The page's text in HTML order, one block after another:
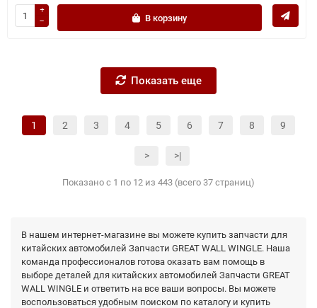
В корзину
Показать еще
1 2 3 4 5 6 7 8 9
> >|
Показано с 1 по 12 из 443 (всего 37 страниц)
В нашем интернет-магазине вы можете купить запчасти для
китайских автомобилей Запчасти GREAT WALL WINGLE. Наша
команда профессионалов готова оказать вам помощь в
выборе деталей для китайских автомобилей Запчасти GREAT
WALL WINGLE и ответить на все ваши вопросы. Вы можете
воспользоваться удобным поиском по каталогу и купить